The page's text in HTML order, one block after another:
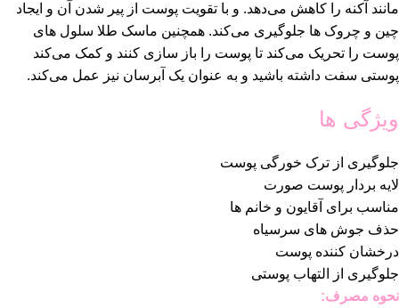
مانند آکنه را کاهش می‌دهد. و با تقویت پوست از پیر شدن آن و ایجاد
چین و چروک ها جلوگیری می‌کند. همچنین ماسک طلا سلول های
پوست را تحریک می‌کند تا پوست را باز سازی کنند و کمک می‌کند
پوستی سفت داشته باشید و به عنوان یک آبرسان نیز عمل می‌کند.
ویژگی ها
جلوگیری از ترک خورگی پوست
لایه بردار پوست صورت
مناسب برای آقایون و خانم ها
حذف جوش های سرسیاه
درخشان کننده پوست
جلوگیری از التهاب پوستی
نحوه مصرف: